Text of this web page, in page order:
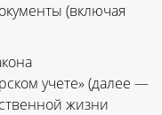
(включая
учете» (далее —
жизни